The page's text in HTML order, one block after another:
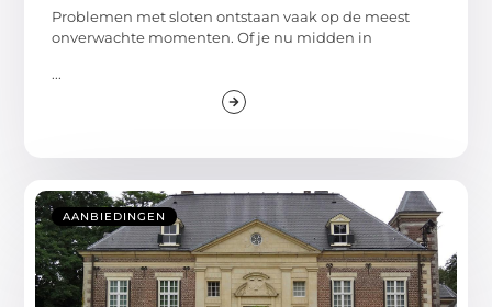
Problemen met sloten ontstaan vaak op de meest
onverwachte momenten. Of je nu midden in
...
AANBIEDINGEN